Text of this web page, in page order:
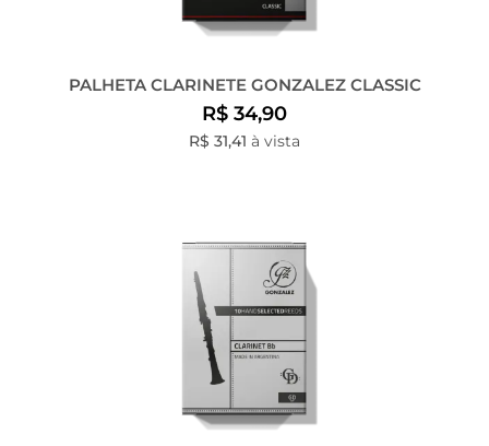
PALHETA CLARINETE GONZALEZ CLASSIC
R$ 34,90
R$ 31,41 à vista